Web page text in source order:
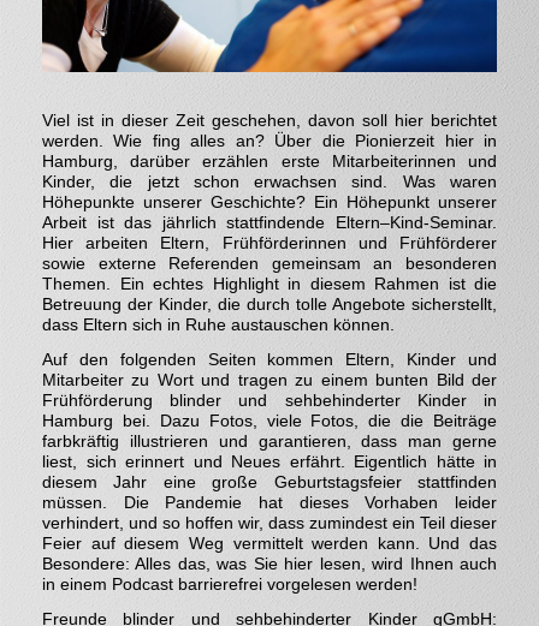
Viel ist in dieser Zeit geschehen, davon soll hier berichtet
werden. Wie fing alles an? Über die Pionierzeit hier in
Hamburg, darüber erzählen erste Mitarbeiterinnen und
Kinder, die jetzt schon erwachsen sind. Was waren
Höhepunkte unserer Geschichte? Ein Höhepunkt unserer
Arbeit ist das jährlich stattfindende Eltern–Kind-Seminar.
Hier arbeiten Eltern, Frühförderinnen und Frühförderer
sowie externe Referenden gemeinsam an besonderen
Themen. Ein echtes Highlight in diesem Rahmen ist die
Betreuung der Kinder, die durch tolle Angebote sicherstellt,
dass Eltern sich in Ruhe austauschen können.
Auf den folgenden Seiten kommen Eltern, Kinder und
Mitarbeiter zu Wort und tragen zu einem bunten Bild der
Frühförderung blinder und sehbehinderter Kinder in
Hamburg bei. Dazu Fotos, viele Fotos, die die Beiträge
farbkräftig illustrieren und garantieren, dass man gerne
liest, sich erinnert und Neues erfährt. Eigentlich hätte in
diesem Jahr eine große Geburtstagsfeier stattfinden
müssen. Die Pandemie hat dieses Vorhaben leider
verhindert, und so hoffen wir, dass zumindest ein Teil dieser
Feier auf diesem Weg vermittelt werden kann. Und das
Besondere: Alles das, was Sie hier lesen, wird Ihnen auch
in einem Podcast barrierefrei vorgelesen werden!
Freunde blinder und sehbehinderter Kinder gGmbH: